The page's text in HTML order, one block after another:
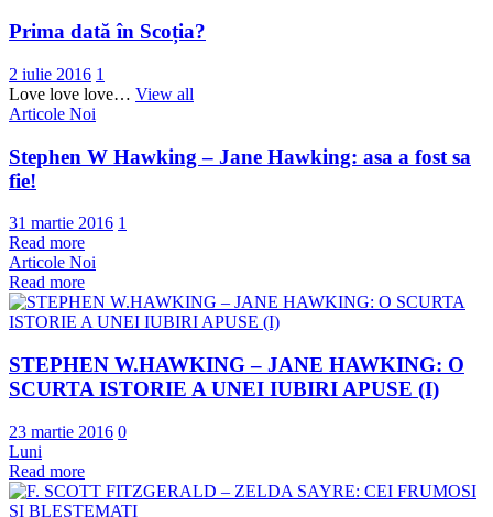
Prima dată în Scoția?
2 iulie 2016 1
Love love love… View all
Articole Noi
Stephen W Hawking – Jane Hawking: asa a fost sa
fie!
31 martie 2016 1
Read more
Articole Noi
Read more
STEPHEN W.HAWKING – JANE HAWKING: O
SCURTA ISTORIE A UNEI IUBIRI APUSE (I)
23 martie 2016 0
Luni
Read more